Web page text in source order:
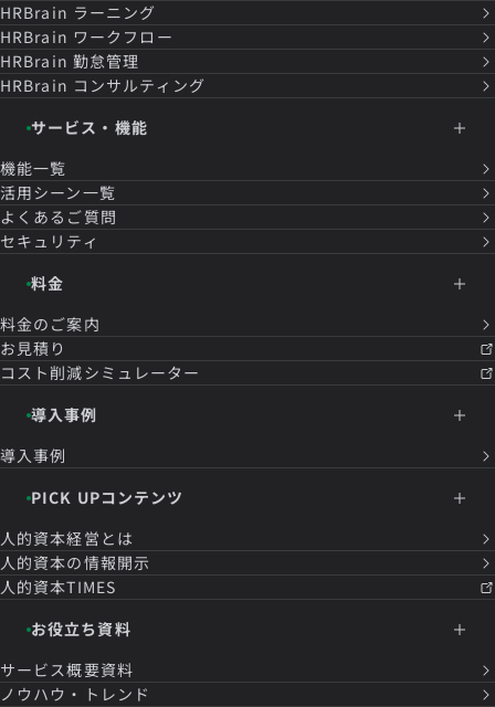
HRBrain ラーニング
HRBrain ワークフロー
HRBrain 勤怠管理
HRBrain コンサルティング
サービス・機能
機能一覧
活用シーン一覧
よくあるご質問
セキュリティ
料金
料金のご案内
お見積り
コスト削減シミュレーター
導入事例
導入事例
PICK UPコンテンツ
人的資本経営とは
人的資本の情報開示
人的資本TIMES
お役立ち資料
サービス概要資料
ノウハウ・トレンド